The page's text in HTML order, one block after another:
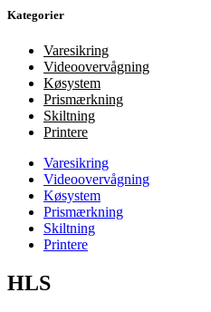
Kategorier
Varesikring
Videoovervågning
Køsystem
Prismærkning
Skiltning
Printere
Varesikring
Videoovervågning
Køsystem
Prismærkning
Skiltning
Printere
HLS